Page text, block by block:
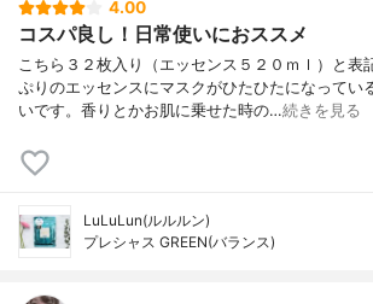
4.00
コスパ良し！日常使いにおススメ
こちら３２枚入り（エッセンス５２０ｍｌ）と表
ぷりのエッセンスにマスクがひたひたになってい
いです。香りとかお肌に乗せた時の…続きを見る
LuLuLun(ルルルン)
プレシャス GREEN(バランス)